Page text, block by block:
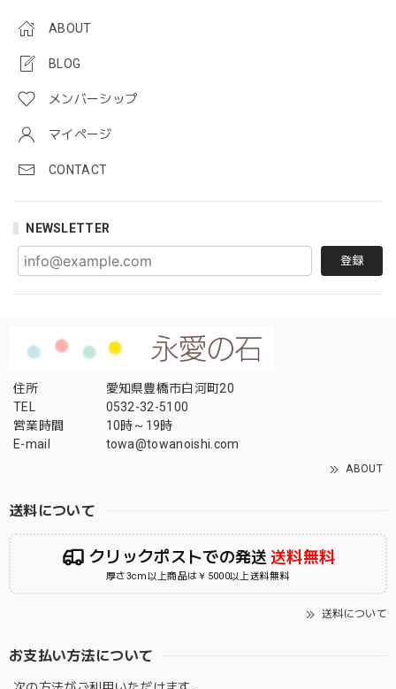
ABOUT
BLOG
メンバーシップ
マイページ
CONTACT
NEWSLETTER
登録
住所
愛知県豊橋市白河町20
TEL
0532-32-5100
営業時間
10時～19時
E-mail
towa@towanoishi.com
ABOUT
送料について
クリックポストでの発送 送料無料
厚さ3cm以上商品は￥5000以上送料無料
送料について
お支払い方法について